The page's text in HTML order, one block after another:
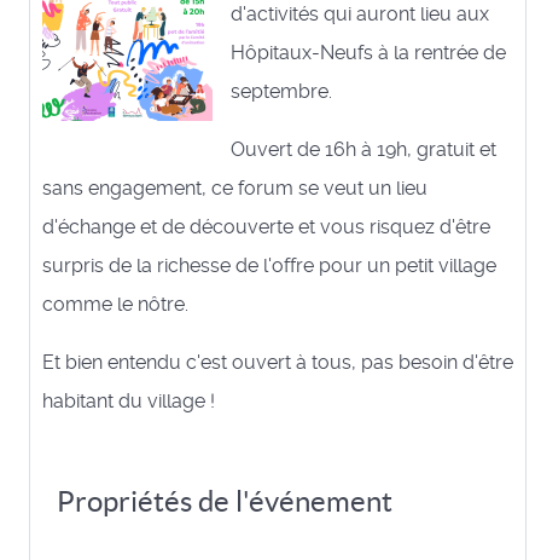
d'activités qui auront lieu aux
Hôpitaux-Neufs à la rentrée de
septembre.
Ouvert de 16h à 19h, gratuit et
sans engagement, ce forum se veut un lieu
d'échange et de découverte et vous risquez d'être
surpris de la richesse de l'offre pour un petit village
comme le nôtre.
Et bien entendu c'est ouvert à tous, pas besoin d'être
habitant du village !
Propriétés de l'événement